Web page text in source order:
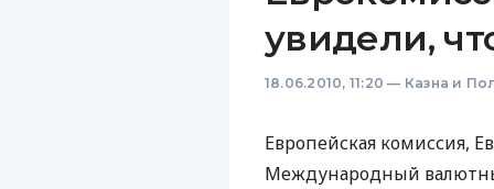
увидели,
18.06.2010, 11:20 — Казна и
Европейская комиссия,
Международный